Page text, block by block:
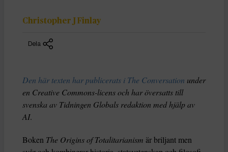
Christopher J Finlay
Dela
Den här texten har publicerats i The Conversation under
en Creative Commons-licens och har översatts till
svenska av Tidningen Globals redaktion med hjälp av
AI.
Boken The Origins of Totalitarianism är briljant men